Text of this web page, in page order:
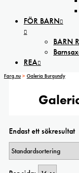
FÖR BARN
BARN
REA
Farg.nu > Galeria Burgundy
Endast ett sökresultat